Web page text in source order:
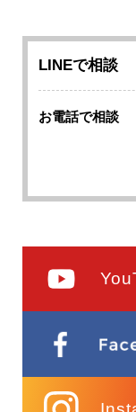
LINEで相談
お電話で相談